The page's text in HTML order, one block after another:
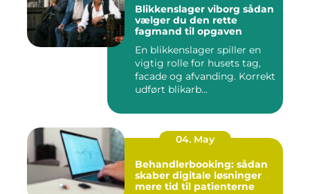
Blikkenslager viborg sådan
vælger du den rette
fagmand til opgaven
En blikkenslager spiller en
vigtig rolle for husets tag,
facade og afvanding. Korrekt
udført blikarb...
04. May
Behandlerbooking: sådan
skaber digitale løsninger
mere tid til patienterne